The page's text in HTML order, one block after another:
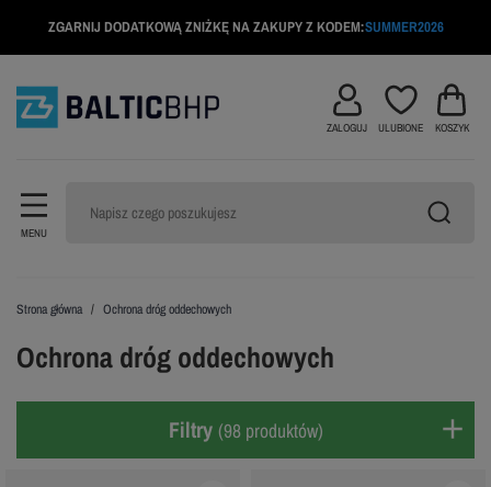
ZGARNIJ DODATKOWĄ ZNIŻKĘ NA ZAKUPY Z KODEM:SUMMER2026
MENU
ZALOGUJ ULUBIONE KOSZYK
Strona główna Ochrona dróg oddechowych
Ochrona dróg oddechowych
Filtry (98 produktów)